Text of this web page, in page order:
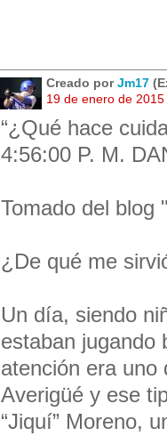
Creado porJm17
19 de enero de
“¿Qué hace
4:56:00 P. M.
Tomado del blog
¿De qué me
Un día, siendo
estaban jugando
atención era uno
Averigüé y ese
“Jiquí” Moreno,